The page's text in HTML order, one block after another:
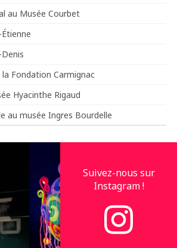
au Musée Courbet
la Fondation Carmignac
Hyacinthe Rigaud
au musée Ingres Bourdelle
Suivez-nous sur
Instagram !